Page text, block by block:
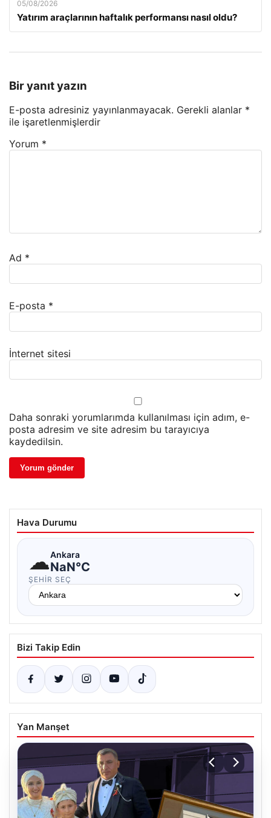
05/08/2026
Yatırım araçlarının haftalık performansı nasıl oldu?
Bir yanıt yazın
E-posta adresiniz yayınlanmayacak. Gerekli alanlar *
ile işaretlenmişlerdir
Yorum *
Ad *
E-posta *
İnternet sitesi
Daha sonraki yorumlarımda kullanılması için adım, e-
posta adresim ve site adresim bu tarayıcıya
kaydedilsin.
Hava Durumu
☁Ankara
NaN°C
ŞEHIR SEÇ
Bizi Takip Edin
Yan Manşet